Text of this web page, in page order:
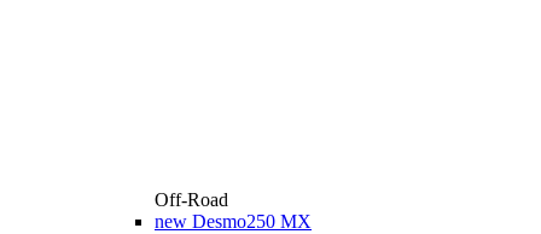
Off-Road
new Desmo250 MX